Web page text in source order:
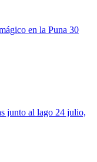
en la Puna 30
junto al lago 24 julio,